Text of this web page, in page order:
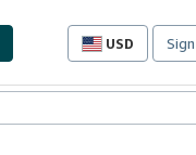
USD
Site
preferences